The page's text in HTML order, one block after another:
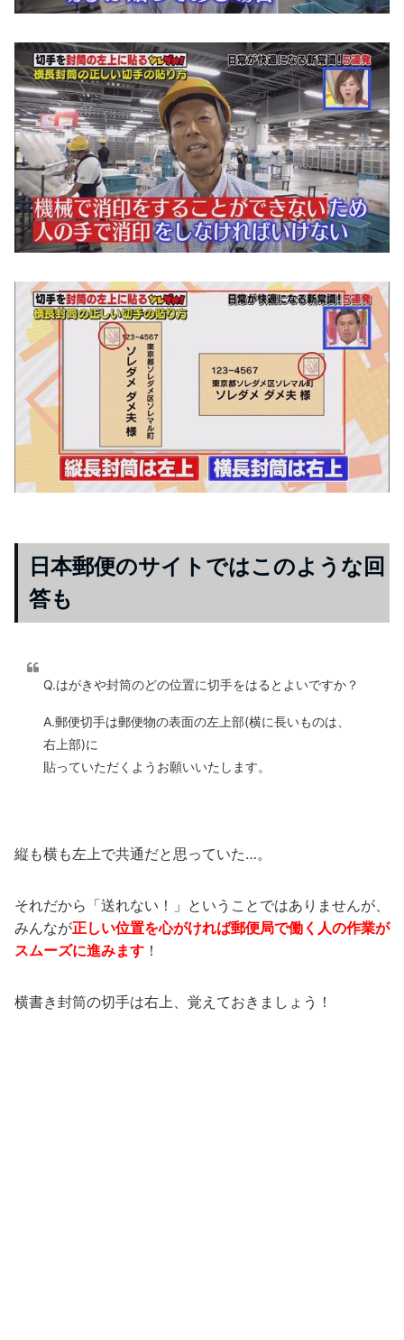
日本郵便のサイトではこのような回
答も
Q.はがきや封筒のどの位置に切手をはるとよいですか？
A.郵便切手は郵便物の表面の左上部(横に長いものは、
右上部)に
貼っていただくようお願いいたします。
縦も横も左上で共通だと思っていた…。
それだから「送れない！」ということではありませんが、
みんなが正しい位置を心がければ郵便局で働く人の作業が
スムーズに進みます ！
横書き封筒の切手は右上、覚えておきましょう！